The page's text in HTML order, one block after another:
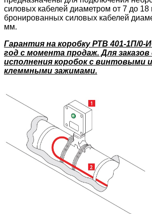
силовых кабелей диаметром от 7 до
бронированных силовых кабелей
мм.
Гарантия на коробку РТВ 401-1П/0-
год с момента продаж. Для
исполнения коробок с винтовыми
клеммными зажимами.